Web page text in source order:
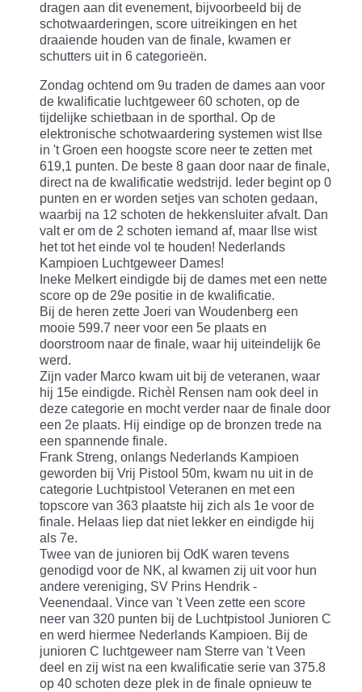
dragen aan dit evenement, bijvoorbeeld bij de
schotwaarderingen, score uitreikingen en het
draaiende houden van de finale, kwamen er
schutters uit in 6 categorieën.
Zondag ochtend om 9u traden de dames aan voor
de kwalificatie luchtgeweer 60 schoten, op de
tijdelijke schietbaan in de sporthal. Op de
elektronische schotwaardering systemen wist Ilse
in 't Groen een hoogste score neer te zetten met
619,1 punten. De beste 8 gaan door naar de finale,
direct na de kwalificatie wedstrijd. Ieder begint op 0
punten en er worden setjes van schoten gedaan,
waarbij na 12 schoten de hekkensluiter afvalt. Dan
valt er om de 2 schoten iemand af, maar Ilse wist
het tot het einde vol te houden! Nederlands
Kampioen Luchtgeweer Dames!
Ineke Melkert eindigde bij de dames met een nette
score op de 29e positie in de kwalificatie.
Bij de heren zette Joeri van Woudenberg een
mooie 599.7 neer voor een 5e plaats en
doorstroom naar de finale, waar hij uiteindelijk 6e
werd.
Zijn vader Marco kwam uit bij de veteranen, waar
hij 15e eindigde. Richèl Rensen nam ook deel in
deze categorie en mocht verder naar de finale door
een 2e plaats. Hij eindige op de bronzen trede na
een spannende finale.
Frank Streng, onlangs Nederlands Kampioen
geworden bij Vrij Pistool 50m, kwam nu uit in de
categorie Luchtpistool Veteranen en met een
topscore van 363 plaatste hij zich als 1e voor de
finale. Helaas liep dat niet lekker en eindigde hij
als 7e.
Twee van de junioren bij OdK waren tevens
genodigd voor de NK, al kwamen zij uit voor hun
andere vereniging, SV Prins Hendrik -
Veenendaal. Vince van 't Veen zette een score
neer van 320 punten bij de Luchtpistool Junioren C
en werd hiermee Nederlands Kampioen. Bij de
junioren C luchtgeweer nam Sterre van 't Veen
deel en zij wist na een kwalificatie serie van 375.8
op 40 schoten deze plek in de finale opnieuw te